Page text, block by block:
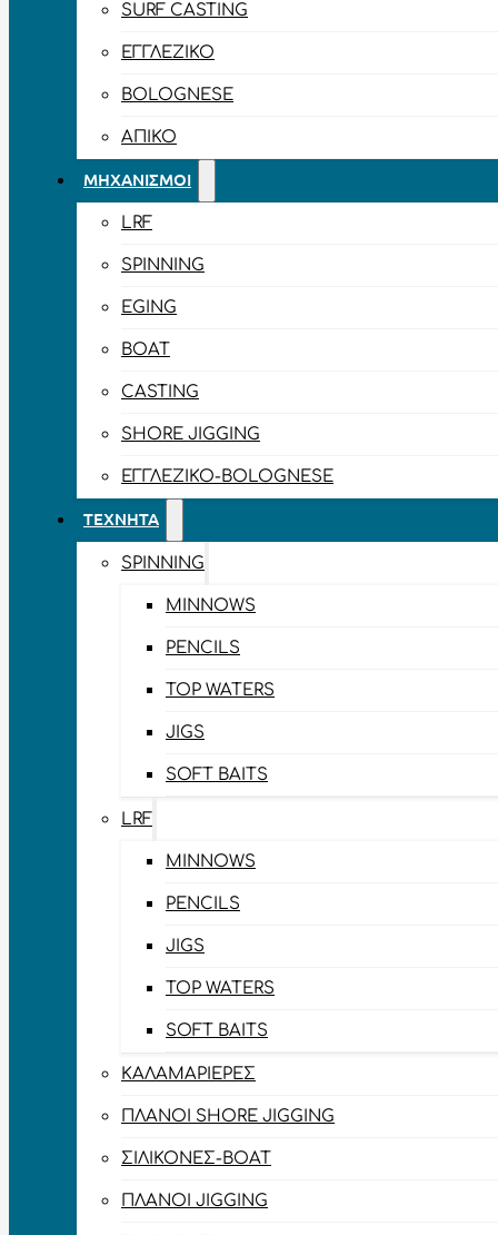
SURF CASTING
ΕΓΓΛΈΖΙΚΟ
BOLOGNESE
ΑΠΊΚΟ
ΜΗΧΑΝΙΣΜΟΊ
LRF
SPINNING
EGING
BOAT
CASTING
SHORE JIGGING
ΕΓΓΛΈΖΙΚΟ-BOLOGNESE
ΤΕΧΝΗΤΆ
SPINNING
MINNOWS
PENCILS
TOP WATERS
JIGS
SOFT BAITS
LRF
MINNOWS
PENCILS
JIGS
TOP WATERS
SOFT BAITS
ΚΑΛΑΜΑΡΙΈΡΕΣ
ΠΛΆΝΟΙ SHORE JIGGING
ΣΙΛΙΚΌΝΕΣ-BOAT
ΠΛΆΝΟΙ JIGGING